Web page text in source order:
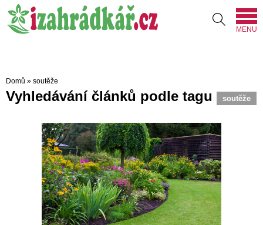
MENU
Domů » soutěže
Vyhledávání článků podle tagu soutěže